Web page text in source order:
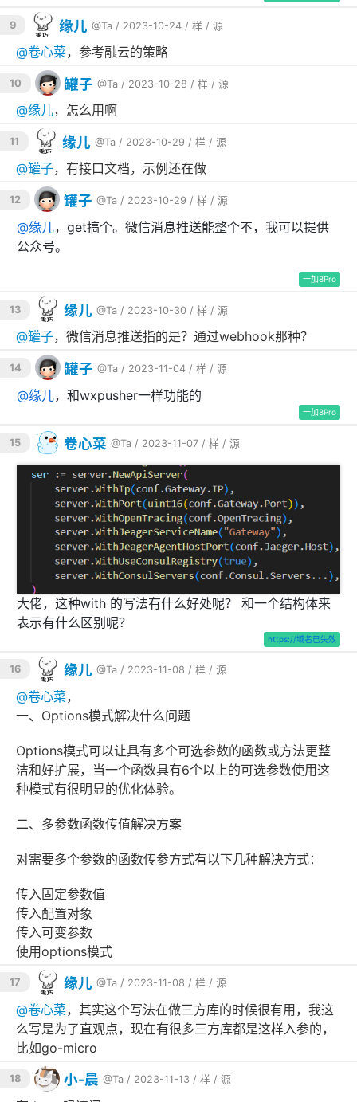
消息ID服务
# 编译项目
go build -ldflags=
# 构建docker镜像
docker build -f ./deploy/dockerfile/msgid/D
消息持久化服务
# 编译项目
go build -ldflags="-s -w" -o persistence ./
docker build -f ./deploy/dockerfile/persist
项目部署
docker-compose
docker-compose -f components.yaml
环境
docker-compose -f docker-compose.yaml
项目服务
docker-compose -f jaeger/all-in-one.yaml
如开启链路跟踪，则需部署jaeger
资料扩展
接口文档
9 缘儿 @Ta / 2023-10-24 / 样 / 源
@卷心菜，参考融云的策略
10 罐子 @Ta / 2023-10-28 / 样 / 源
@缘儿，怎么用啊
11 缘儿 @Ta / 2023-10-29 / 样 / 源
@罐子，有接口文档，示例还在做
12 罐子 @Ta / 2023-10-29 / 样 / 源
@缘儿，get搞个。微信消息推送能整个不，我可以提供
公众号。
一加8Pro
13 缘儿 @Ta / 2023-10-30 / 样 / 源
@罐子，微信消息推送指的是？通过webhook那种？
14 罐子 @Ta / 2023-11-04 / 样 / 源
@缘儿，和wxpusher一样功能的
一加8Pro
15 卷心菜 @Ta / 2023-11-07 / 样 / 源
大佬，这种with 的写法有什么好处呢？ 和一个结构体来
表示有什么区别呢？
https://域名已失效
16 缘儿 @Ta / 2023-11-08 / 样 / 源
@卷心菜，
一、Options模式解决什么问题
Options模式可以让具有多个可选参数的函数或方法更整
洁和好扩展，当一个函数具有6个以上的可选参数使用这
种模式有很明显的优化体验。
二、多参数函数传值解决方案
对需要多个参数的函数传参方式有以下几种解决方式：
传入固定参数值
传入配置对象
传入可变参数
使用options模式
17 缘儿 @Ta / 2023-11-08 / 样 / 源
@卷心菜，其实这个写法在做三方库的时候很有用，我这
么写是为了直观点，现在有很多三方库都是这样入参的，
比如go-micro
18 小-晨 @Ta / 2023-11-13 / 样 / 源